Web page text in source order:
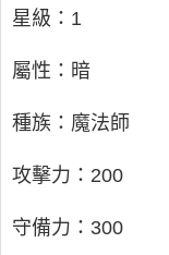
星級：1
屬性：暗
種族：魔法師
攻擊力：200
守備力：300